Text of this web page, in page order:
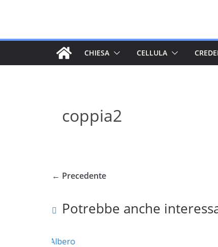
CHIESA CELLULA
coppia2
← Precedente
Potrebbe anche